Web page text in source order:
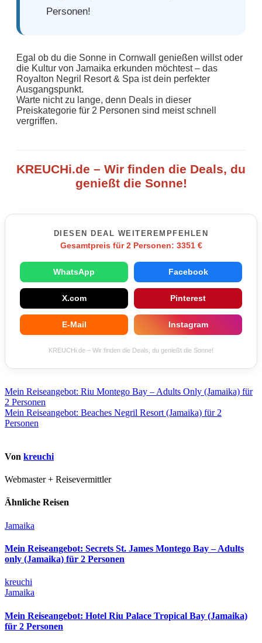
Personen!
Egal ob du die Sonne in Cornwall genießen willst oder
die Kultur von Jamaika erkunden möchtest – das
Royalton Negril Resort & Spa ist dein perfekter
Ausgangspunkt.
Warte nicht zu lange, denn Deals in dieser
Preiskategorie für 2 Personen sind meist schnell
vergriffen.
KREUCHi.de – Wir finden die Deals, du
genießt die Sonne!
DIESEN DEAL WEITEREMPFEHLEN
Gesamtpreis für 2 Personen: 3351 €
WhatsApp Facebook
X.com Pinterest
E-Mail Instagram
KREUCHi.de – Wir finden die Deals, du genießt die Sonne!
Beitragsnavigation
Mein Reiseangebot: Riu Montego Bay – Adults Only (Jamaika) für
2 Personen
Mein Reiseangebot: Beaches Negril Resort (Jamaika) für 2
Personen
Von kreuchi
Webmaster + Reisevermittler
Ähnliche Reisen
Jamaika
Mein Reiseangebot: Secrets St. James Montego Bay – Adults
only (Jamaika) für 2 Personen
kreuchi
Jamaika
Mein Reiseangebot: Hotel Riu Palace Tropical Bay (Jamaika)
für 2 Personen